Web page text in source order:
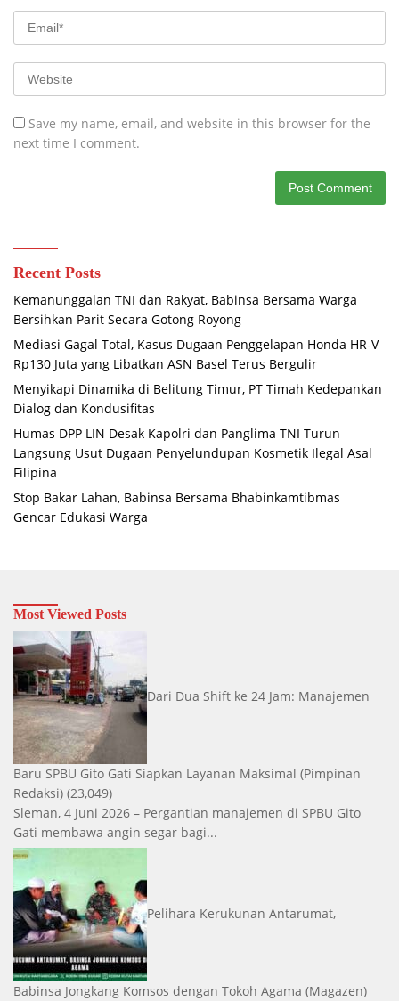
Save my name, email, and website in this browser for the
next time I comment.
Recent Posts
Kemanunggalan TNI dan Rakyat, Babinsa Bersama Warga
Bersihkan Parit Secara Gotong Royong
Mediasi Gagal Total, Kasus Dugaan Penggelapan Honda HR-V
Rp130 Juta yang Libatkan ASN Basel Terus Bergulir
Menyikapi Dinamika di Belitung Timur, PT Timah Kedepankan
Dialog dan Kondusifitas
Humas DPP LIN Desak Kapolri dan Panglima TNI Turun
Langsung Usut Dugaan Penyelundupan Kosmetik Ilegal Asal
Filipina
Stop Bakar Lahan, Babinsa Bersama Bhabinkamtibmas
Gencar Edukasi Warga
Most Viewed Posts
Dari Dua Shift ke 24 Jam: Manajemen
Baru SPBU Gito Gati Siapkan Layanan Maksimal (Pimpinan
Redaksi) (23,049)
Sleman, 4 Juni 2026 – Pergantian manajemen di SPBU Gito
Gati membawa angin segar bagi...
Pelihara Kerukunan Antarumat,
Babinsa Jongkang Komsos dengan Tokoh Agama (Magazen)